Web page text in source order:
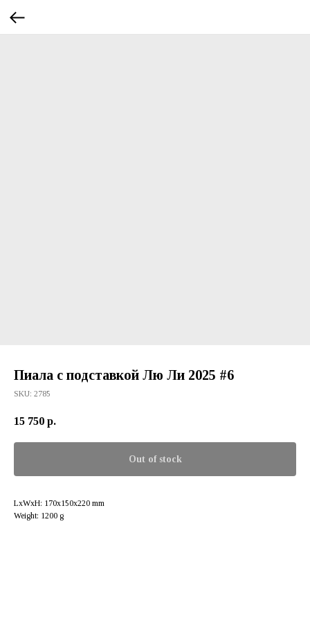
Пиала с подставкой Лю Ли 2025 #6
SKU: 2785
15 750 р.
Out of stock
LxWxH: 170x150x220 mm
Weight: 1200 g